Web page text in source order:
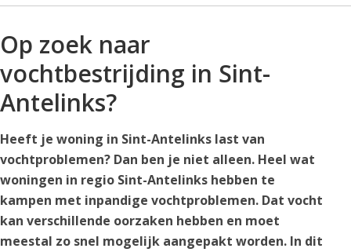
Op zoek naar
vochtbestrijding in Sint-
Antelinks?
Heeft je woning in Sint-Antelinks last van
vochtproblemen? Dan ben je niet alleen. Heel wat
woningen in regio Sint-Antelinks hebben te
kampen met inpandige vochtproblemen. Dat vocht
kan verschillende oorzaken hebben en moet
meestal zo snel mogelijk aangepakt worden. In dit